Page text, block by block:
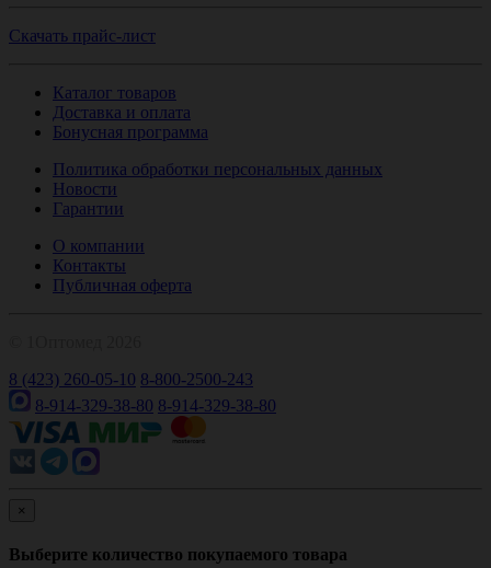
Скачать прайс-лист
Каталог товаров
Доставка и оплата
Бонусная программа
Политика обработки персональных данных
Новости
Гарантии
О компании
Контакты
Публичная оферта
8 (423) 260-05-10 8-800-2500-243
8-914-329-38-80 8-914-329-38-80
×
Выберите количество покупаемого товара